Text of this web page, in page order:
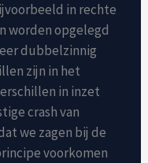
in rechte
worden opgelegd
dubbelzinnig
zijn in het
in inzet
crash van
we zagen bij de
voorkomen